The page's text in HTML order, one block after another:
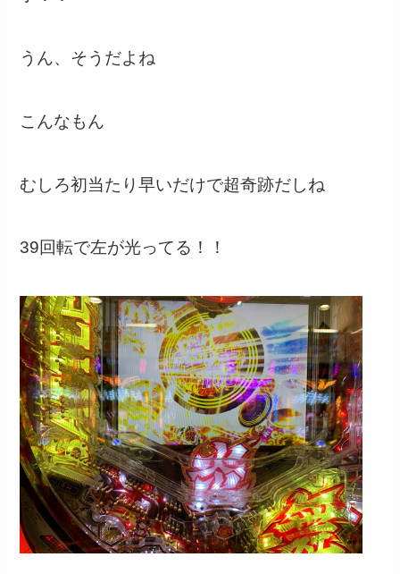
うん、そうだよね
こんなもん
むしろ初当たり早いだけで超奇跡だしね
39回転で左が光ってる！！